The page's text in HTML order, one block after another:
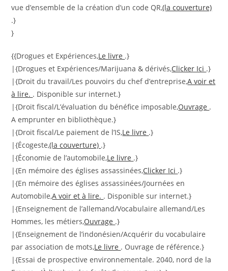
vue d’ensemble de la création d’un code QR,(la couverture)
.}
}
{{Drogues et Expériences,Le livre .}
|{Drogues et Expériences/Marijuana & dérivés,Clicker Ici .}
|{Droit du travail/Les pouvoirs du chef d’entreprise,A voir et
à lire. . Disponible sur internet.}
|{Droit fiscal/L’évaluation du bénéfice imposable,Ouvrage .
A emprunter en bibliothèque.}
|{Droit fiscal/Le paiement de l’IS,Le livre .}
|{Écogeste,(la couverture) .}
|{Économie de l’automobile,Le livre .}
|{En mémoire des églises assassinées,Clicker Ici .}
|{En mémoire des églises assassinées/Journées en
Automobile,A voir et à lire. . Disponible sur internet.}
|{Enseignement de l’allemand/Vocabulaire allemand/Les
Hommes, les métiers,Ouvrage .}
|{Enseignement de l’indonésien/Acquérir du vocabulaire
par association de mots,Le livre . Ouvrage de référence.}
|{Essai de prospective environnementale. 2040, nord de la